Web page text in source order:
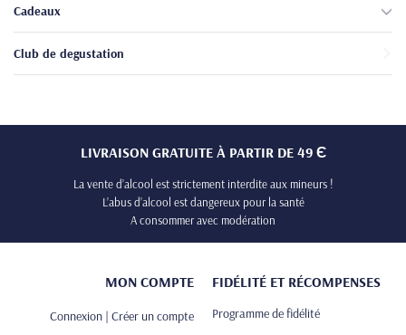
Cadeaux
Club de degustation
LIVRAISON GRATUITE À PARTIR DE 49 Є
La vente d’alcool est strictement interdite aux mineurs !
L’abus d’alcool est dangereux pour la santé
A consommer avec modération
MON COMPTE
Connexion | Créer un compte
FIDÉLITÉ ET RÉCOMPENSES
Programme de fidélité